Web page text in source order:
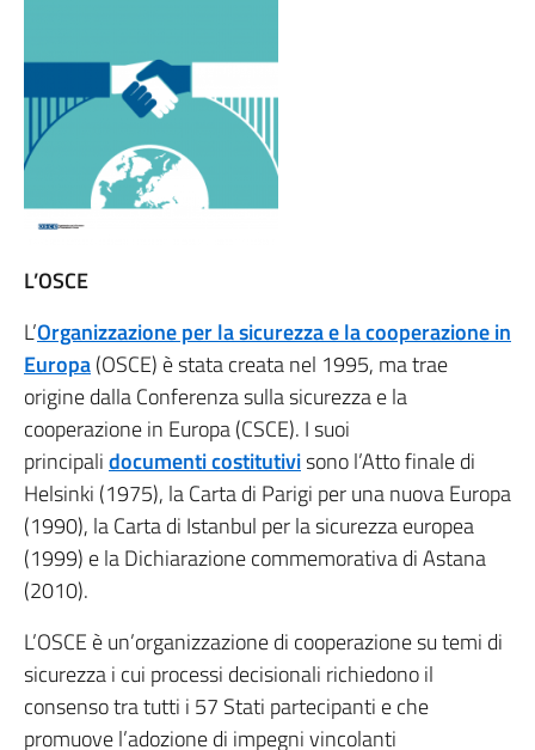
L’OSCE
L’Organizzazione per la sicurezza e la cooperazione in
Europa(OSCE) è stata creata nel 1995, ma trae
origine dalla Conferenza sulla sicurezza e la
cooperazione in Europa (CSCE). I suoi
principalidocumenti costitutivisono l’Atto finale di
Helsinki (1975), la Carta di Parigi per una nuova Europa
(1990), la Carta di Istanbul per la sicurezza europea
(1999) e la Dichiarazione commemorativa di Astana
(2010).
L’OSCE è un’organizzazione di cooperazione su temi di
sicurezza i cui processi decisionali richiedono il
consenso tra tutti i 57 Stati partecipanti e che
promuove l’adozione di impegni vincolanti